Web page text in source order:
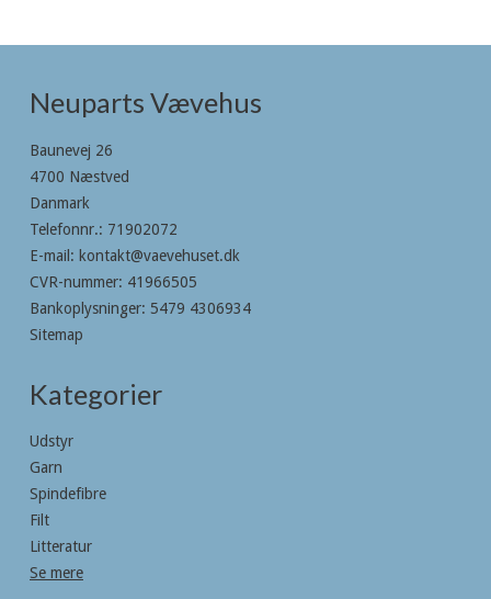
Neuparts Vævehus
Baunevej 26
4700 Næstved
Danmark
Telefonnr.: 71902072
E-mail : kontakt@vaevehuset.dk
CVR-nummer: 41966505
Bankoplysninger: 5479 4306934
Sitemap
Kategorier
Udstyr
Garn
Spindefibre
Filt
Litteratur
Se mere